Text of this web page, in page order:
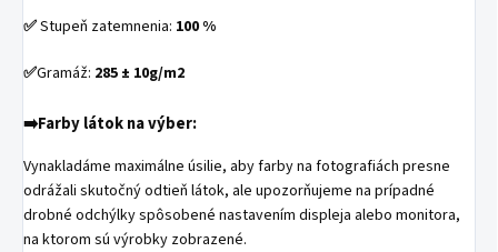
✅Stupeň zatemnenia: 100 %
✅Gramáž: 285 ± 10g/m2
➡️Farby látok na výber:
Vynakladáme maximálne úsilie, aby farby na fotografiách presne
odrážali skutočný odtieň látok, ale upozorňujeme na prípadné
drobné odchýlky spôsobené nastavením displeja alebo monitora,
na ktorom sú výrobky zobrazené.